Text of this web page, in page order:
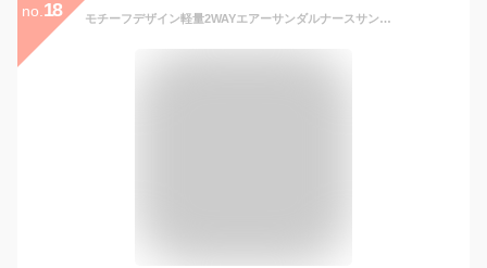
no. 18 モチーフデザイン軽量2WAYエアーサンダルナースサンダル 疲れにくい 黒 白 厚底 疲れない 美脚 ヒール高 静音 エアソール ナース オフィス サンダル オフィスサンダル 可愛い おしゃれ スリッパ 看護師 介護士 靴 アンファミエ